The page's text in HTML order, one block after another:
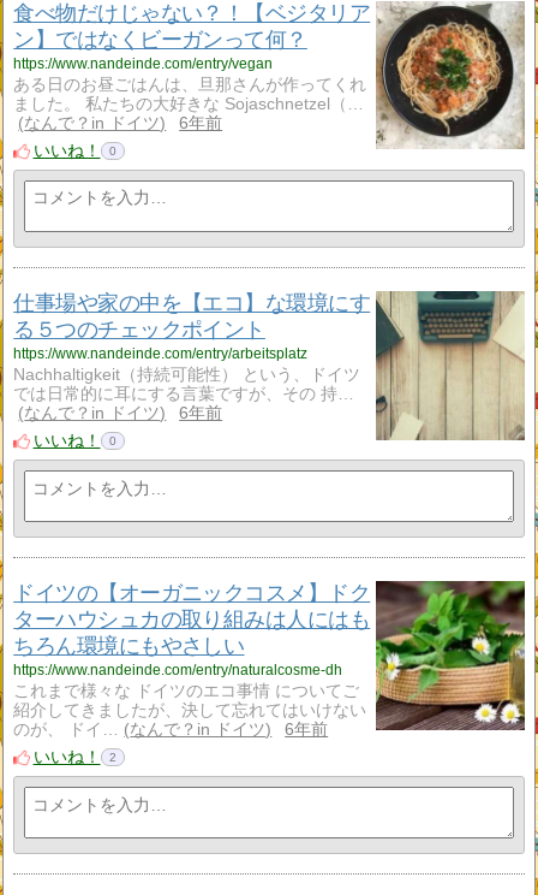
食べ物だけじゃない？！【ベジタリア
ン】ではなくビーガンって何？
https://www.nandeinde.com/entry/vegan
ある日のお昼ごはんは、旦那さんが作ってくれ
ました。 私たちの大好きな Sojaschnetzel（…
なんで？in ドイツ
6年前
いいね！
0
仕事場や家の中を【エコ】な環境にす
る５つのチェックポイント
https://www.nandeinde.com/entry/arbeitsplatz
Nachhaltigkeit（持続可能性） という、ドイツ
では日常的に耳にする言葉ですが、その 持…
なんで？in ドイツ
6年前
いいね！
0
ドイツの【オーガニックコスメ】ドク
ターハウシュカの取り組みは人にはも
ちろん環境にもやさしい
https://www.nandeinde.com/entry/naturalcosme-dh
これまで様々な ドイツのエコ事情 についてご
紹介してきましたが、決して忘れてはいけない
のが、 ドイ…
なんで？in ドイツ
6年前
いいね！
2